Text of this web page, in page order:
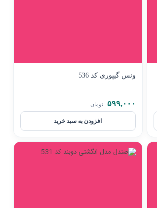
ونس گیپوری کد 536
۵۹۹,۰۰۰ تومان
افزودن به سبد خرید